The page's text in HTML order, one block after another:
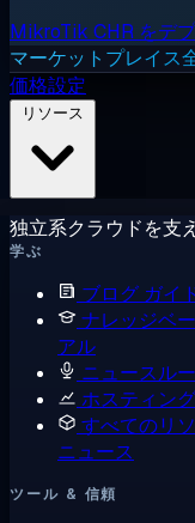
MikroTik CHR をデ
マーケットプレイス
価格設定
独立系クラウドを支
学ぶ
ブログ ガイ
ナレッジベ
アル
ニュースル
ホスティン
すべてのリ
ニュース
ツール & 信頼